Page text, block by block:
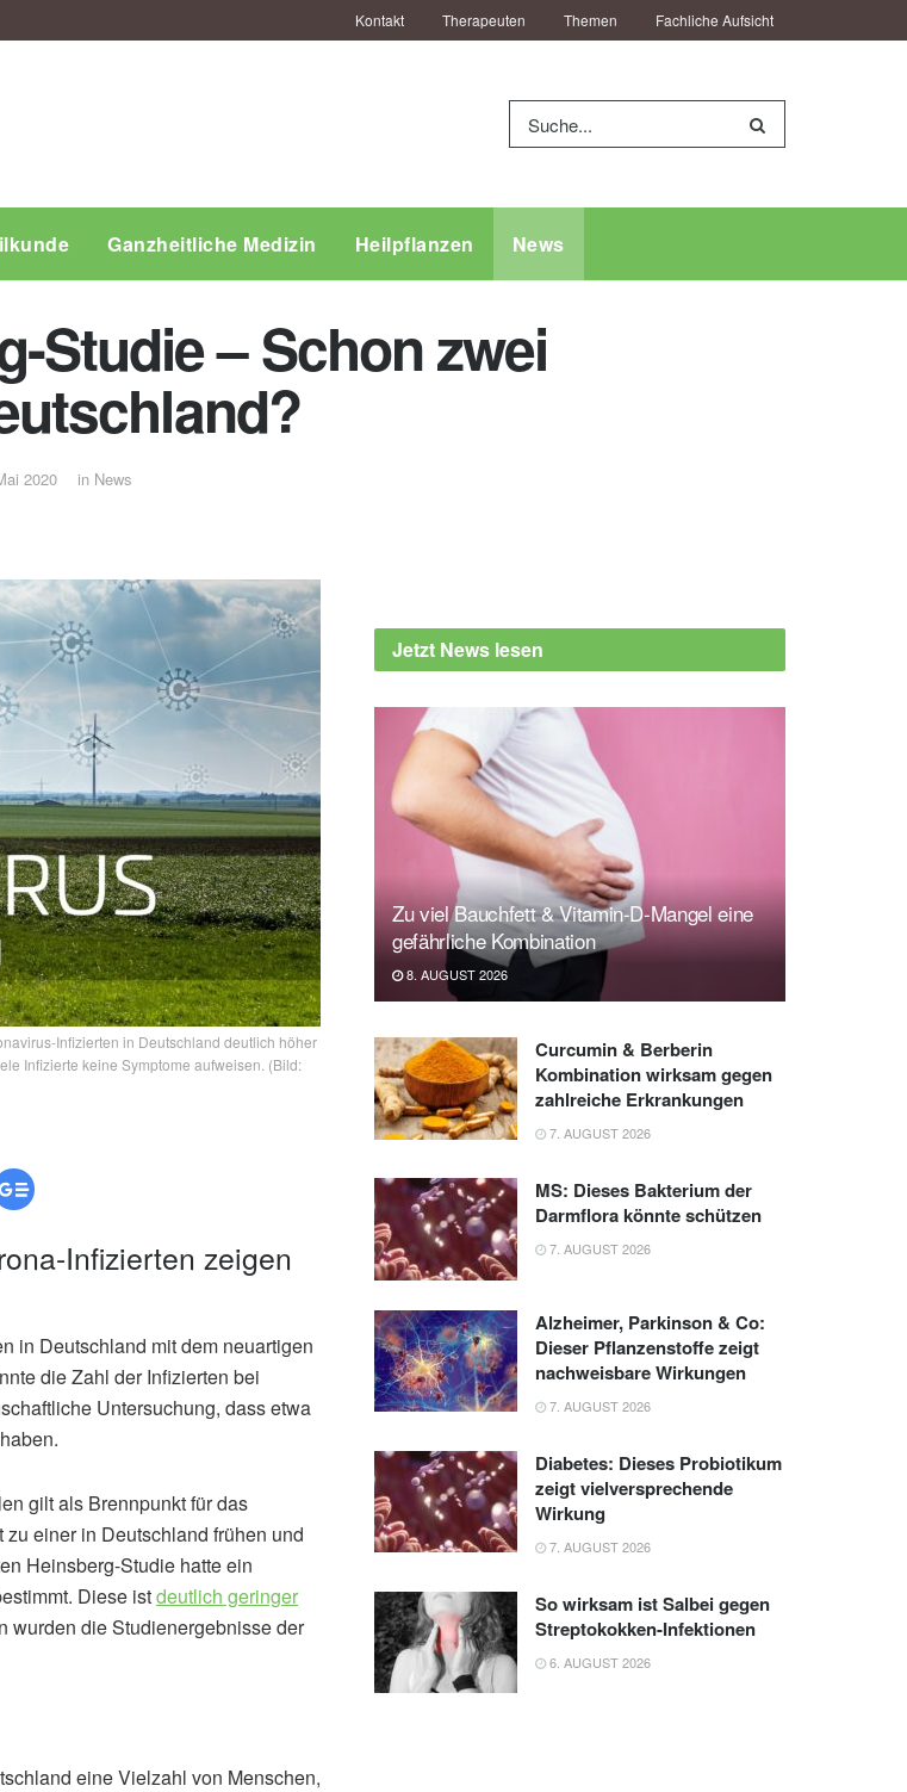
Kontakt Therapeuten Themen Fachliche Aufsicht
Ganzheitliche Medizin Heilpflanzen News
Studie – Schon zwei
2020 in News
Infizierten in Deutschland deutlich höher
Infizierte keine Symptome aufweisen. (Bild:
Infizierten zeigen
in Deutschland mit dem neuartigen
die Zahl der Infizierten bei
Untersuchung, dass etwa
gilt als Brennpunkt für das
einer in Deutschland frühen und
Heinsberg-Studie hatte ein
Diese istdeutlich geringer
wurden die Studienergebnisse der
eine Vielzahl von Menschen,
Jetzt News lesen
Zu viel Bauchfett & Vitamin-D-Mangel eine
gefährliche Kombination
8. AUGUST 2026
Curcumin & Berberin
Kombination wirksam gegen
zahlreiche Erkrankungen
7. AUGUST 2026
MS: Dieses Bakterium der
Darmflora könnte schützen
7. AUGUST 2026
Alzheimer, Parkinson & Co:
Dieser Pflanzenstoffe zeigt
nachweisbare Wirkungen
7. AUGUST 2026
Diabetes: Dieses Probiotikum
zeigt vielversprechende
Wirkung
7. AUGUST 2026
So wirksam ist Salbei gegen
Streptokokken-Infektionen
6. AUGUST 2026